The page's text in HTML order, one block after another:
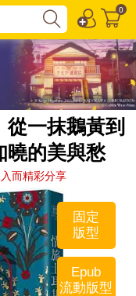
0
從一抹鵝黃到
曉的美與愁
而精彩分享
固定
版型
Epub
流動版型